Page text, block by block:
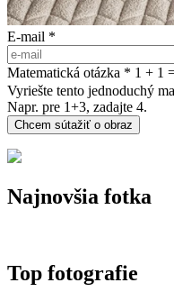
E-mail *
Matematická otázka * 1 + 1
Vyriešte tento jednoduchý
Napr. pre 1+3, zadajte 4.
Najnovšia fotka
Top fotografie